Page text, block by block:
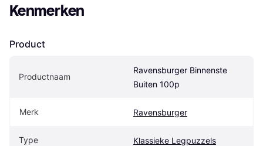
Kenmerken
Product
Productnaam
Ravensburger Binnenste
Buiten 100p
Merk Ravensburger
Type Klassieke Legpuzzels